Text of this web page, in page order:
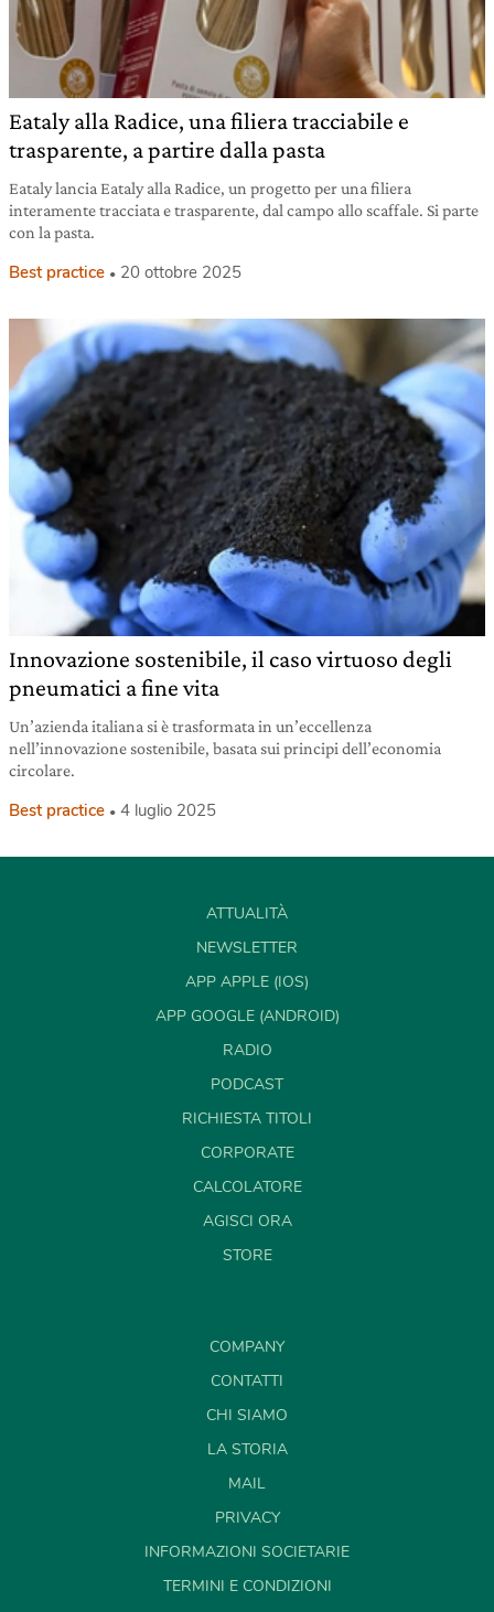
Eataly alla Radice, una filiera tracciabile e
trasparente, a partire dalla pasta
Eataly lancia Eataly alla Radice, un progetto per una filiera
interamente tracciata e trasparente, dal campo allo scaffale. Si parte
con la pasta.
Best practice 20 ottobre 2025
Innovazione sostenibile, il caso virtuoso degli
pneumatici a fine vita
Un’azienda italiana si è trasformata in un’eccellenza
nell’innovazione sostenibile, basata sui principi dell’economia
circolare.
Best practice 4 luglio 2025
ATTUALITÀ
NEWSLETTER
APP APPLE (IOS)
APP GOOGLE (ANDROID)
RADIO
PODCAST
RICHIESTA TITOLI
CORPORATE
CALCOLATORE
AGISCI ORA
STORE
COMPANY
CONTATTI
CHI SIAMO
LA STORIA
MAIL
PRIVACY
INFORMAZIONI SOCIETARIE
TERMINI E CONDIZIONI